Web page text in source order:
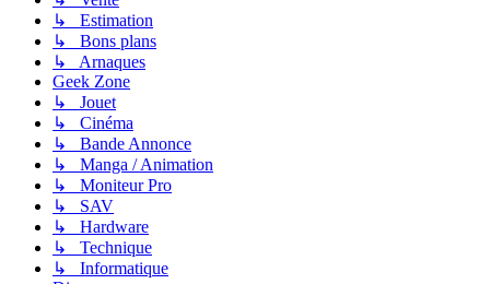
↳ Estimation
↳ Bons plans
↳ Arnaques
Geek Zone
↳ Jouet
↳ Cinéma
↳ Bande Annonce
↳ Manga / Animation
↳ Moniteur Pro
↳ SAV
↳ Hardware
↳ Technique
↳ Informatique